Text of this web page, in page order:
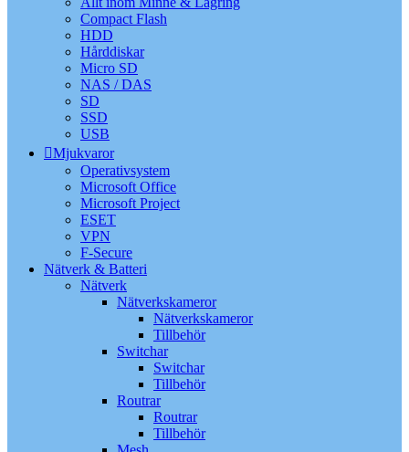
Compact Flash
HDD
Hårddiskar
Micro SD
NAS / DAS
SD
SSD
USB
Mjukvaror
Operativsystem
Microsoft Office
Microsoft Project
ESET
VPN
F-Secure
Nätverk & Batteri
Nätverk
Nätverkskameror
Nätverkskameror
Tillbehör
Switchar
Switchar
Tillbehör
Routrar
Routrar
Tillbehör